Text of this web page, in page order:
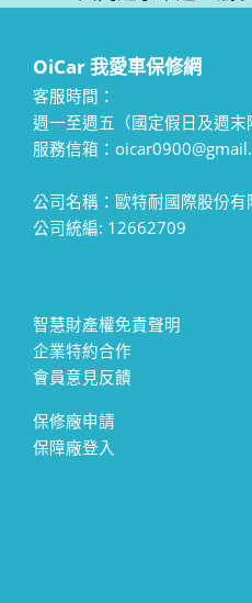
OiCar 我愛車保修網
客服時間：
週一至週五（國定假日及週
服務信箱：
公司名稱：歐特耐國際股份有
公司統編: 12662709
智慧財產權免責聲明
企業特約合作
會員意見反饋
保修廠申請
保障廠登入